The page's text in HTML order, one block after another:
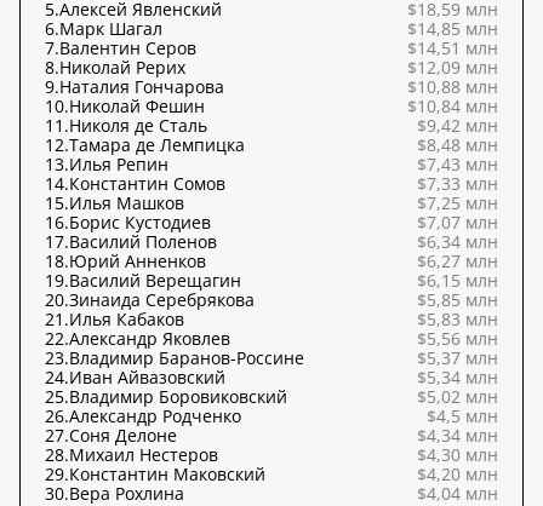
5.Алексей Явленский
$18,59 млн
6.Марк Шагал
$14,85 млн
7.Валентин Серов
$14,51 млн
8.Николай Рерих
$12,09 млн
9.Наталия Гончарова
$10,88 млн
10.Николай Фешин
$10,84 млн
11.Николя де Сталь
$9,42 млн
12.Тамара де Лемпицка
$8,48 млн
13.Илья Репин
$7,43 млн
14.Константин Сомов
$7,33 млн
15.Илья Машков
$7,25 млн
16.Борис Кустодиев
$7,07 млн
17.Василий Поленов
$6,34 млн
18.Юрий Анненков
$6,27 млн
19.Василий Верещагин
$6,15 млн
20.Зинаида Серебрякова
$5,85 млн
21.Илья Кабаков
$5,83 млн
22.Александр Яковлев
$5,56 млн
23.Владимир Баранов-Россине
$5,37 млн
24.Иван Айвазовский
$5,34 млн
25.Владимир Боровиковский
$5,02 млн
26.Александр Родченко
$4,5 млн
27.Соня Делоне
$4,34 млн
28.Михаил Нестеров
$4,30 млн
29.Константин Маковский
$4,20 млн
30.Вера Рохлина $4,04 млн